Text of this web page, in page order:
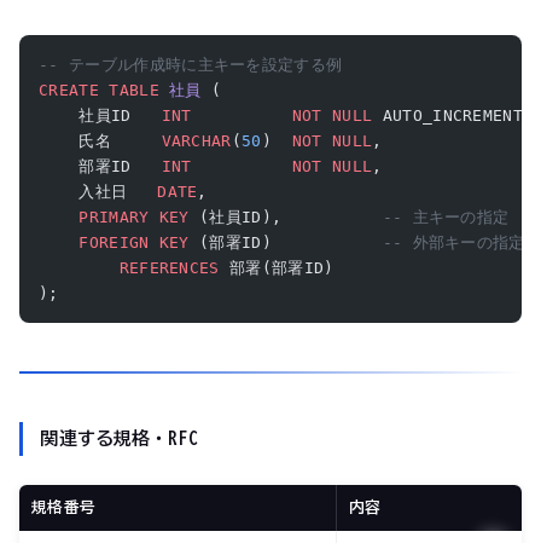
-- テーブル作成時に主キーを設定する例
CREATE TABLE 社員
(
    社員ID
INT
          NOT NULL
AUTO_INCREMENT,
    氏名
VARCHAR ( 50 ) NOT NULL ,
    部署ID
INT
          NOT NULL
,
    入社日
DATE ,
    PRIMARY KEY
(社員ID),
-- 主キーの指定
    FOREIGN KEY
(部署ID)
-- 外部キーの指定
        REFERENCES
部署(部署ID)
);
関連する規格・RFC
規格番号 内容